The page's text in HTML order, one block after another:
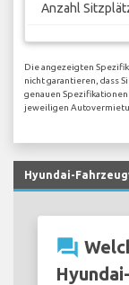
Anzahl
Die angezeigten
nicht garantieren, dass
genauen
jeweiligen
Hyundai-
question_answer